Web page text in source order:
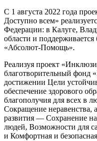
С 1 августа 2022 года
Доступно всем»
Федерации: в Калуге,
области и
«Абсолют-Помощь».
Реализуя проект
благотворительный фонд
достижении Цели
обеспечение здорового
благополучия для всех в
Сокращение неравенства,
развития — Сохранение
людей, Возможности для
и Комфортная и